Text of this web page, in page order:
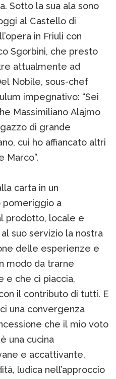
Sotto la sua ala sono
al Castello di
in Friuli con
Sgorbini, che presto
attualmente ad
Nobile, sous-chef
impegnativo: “Sei
Massimiliano Alajmo
di grande
cui ho affiancato altri
Marco”.
carta in un
pomeriggio a
prodotto, locale e
suo servizio la nostra
delle esperienze e
modo da trarne
e che ci piaccia,
il contributo di tutti. E
una convergenza
che il mio voto
una cucina
e accattivante,
ludica nell’approccio